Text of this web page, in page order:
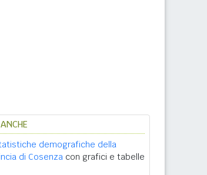
demografiche della
di Cosenza con grafici e tabelle